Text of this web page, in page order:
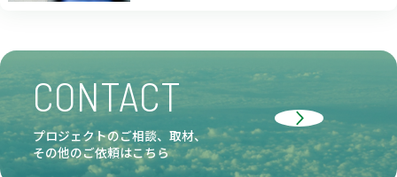
CONTACT
プロジェクトのご相談、取材、
その他のご依頼はこちら